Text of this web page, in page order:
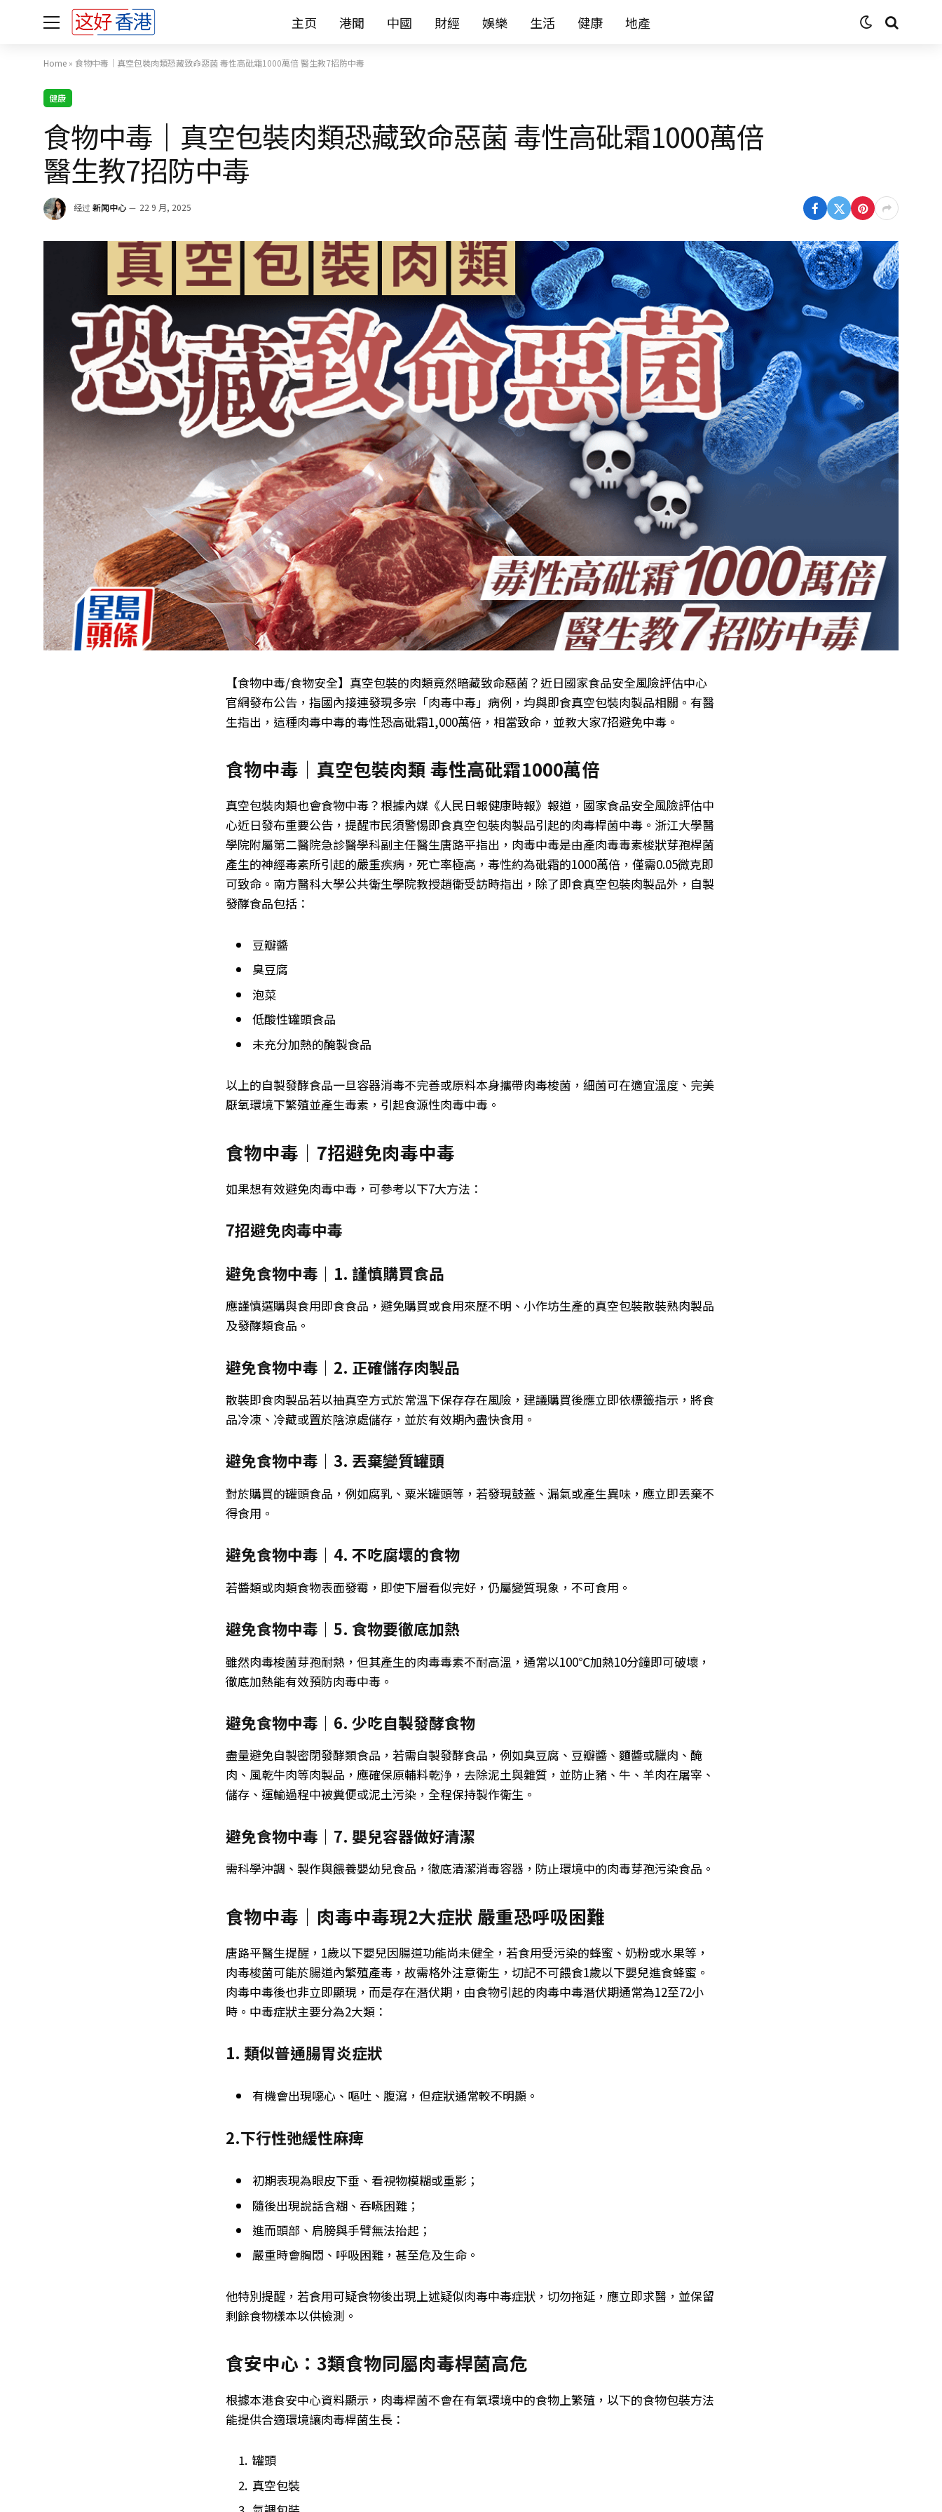
主页 港聞 中國 財經 娛樂 生活 健康 地產
Home » 食物中毒｜真空包裝肉類恐藏致命惡菌 毒性高砒霜1000萬倍 醫生教7招防中毒
健康
食物中毒｜真空包裝肉類恐藏致命惡菌 毒性高砒霜1000萬倍
醫生教7招防中毒
经过 新闻中心 22 9 月, 2025
【食物中毒/食物安全】真空包裝的肉類竟然暗藏致命惡菌？近日國家食品安全風險評估中心
官網發布公告，指國內接連發現多宗「肉毒中毒」病例，均與即食真空包裝肉製品相關。有醫
生指出，這種肉毒中毒的毒性恐高砒霜1,000萬倍，相當致命，並教大家7招避免中毒。
食物中毒｜真空包裝肉類 毒性高砒霜1000萬倍
真空包裝肉類也會食物中毒？根據內媒《人民日報健康時報》報道，國家食品安全風險評估中
心近日發布重要公告，提醒市民須警惕即食真空包裝肉製品引起的肉毒桿菌中毒。浙江大學醫
學院附屬第二醫院急診醫學科副主任醫生唐路平指出，肉毒中毒是由產肉毒毒素梭狀芽孢桿菌
產生的神經毒素所引起的嚴重疾病，死亡率極高，毒性約為砒霜的1000萬倍，僅需0.05微克即
可致命。南方醫科大學公共衛生學院教授趙衛受訪時指出，除了即食真空包裝肉製品外，自製
發酵食品包括：
豆瓣醬
臭豆腐
泡菜
低酸性罐頭食品
未充分加熱的醃製食品
以上的自製發酵食品一旦容器消毒不完善或原料本身攜帶肉毒梭菌，細菌可在適宜溫度、完美
厭氧環境下繁殖並產生毒素，引起食源性肉毒中毒。
食物中毒｜7招避免肉毒中毒
如果想有效避免肉毒中毒，可參考以下7大方法：
7招避免肉毒中毒
避免食物中毒｜1. 謹慎購買食品
應謹慎選購與食用即食食品，避免購買或食用來歷不明、小作坊生產的真空包裝散裝熟肉製品
及發酵類食品。
避免食物中毒｜2. 正確儲存肉製品
散裝即食肉製品若以抽真空方式於常溫下保存存在風險，建議購買後應立即依標籤指示，將食
品冷凍、冷藏或置於陰涼處儲存，並於有效期內盡快食用。
避免食物中毒｜3. 丟棄變質罐頭
對於購買的罐頭食品，例如腐乳、粟米罐頭等，若發現鼓蓋、漏氣或產生異味，應立即丟棄不
得食用。
避免食物中毒｜4. 不吃腐壞的食物
若醬類或肉類食物表面發霉，即使下層看似完好，仍屬變質現象，不可食用。
避免食物中毒｜5. 食物要徹底加熱
雖然肉毒梭菌芽孢耐熱，但其產生的肉毒毒素不耐高溫，通常以100℃加熱10分鐘即可破壞，
徹底加熱能有效預防肉毒中毒。
避免食物中毒｜6. 少吃自製發酵食物
盡量避免自製密閉發酵類食品，若需自製發酵食品，例如臭豆腐、豆瓣醬、麵醬或臘肉、醃
肉、風乾牛肉等肉製品，應確保原輔料乾浄，去除泥土與雜質，並防止豬、牛、羊肉在屠宰、
儲存、運輸過程中被糞便或泥土污染，全程保持製作衛生。
避免食物中毒｜7. 嬰兒容器做好清潔
需科學沖調、製作與餵養嬰幼兒食品，徹底清潔消毒容器，防止環境中的肉毒芽孢污染食品。
食物中毒｜肉毒中毒現2大症狀 嚴重恐呼吸困難
唐路平醫生提醒，1歲以下嬰兒因腸道功能尚未健全，若食用受污染的蜂蜜、奶粉或水果等，
肉毒梭菌可能於腸道內繁殖產毒，故需格外注意衛生，切記不可餵食1歲以下嬰兒進食蜂蜜。
肉毒中毒後也非立即顯現，而是存在潛伏期，由食物引起的肉毒中毒潛伏期通常為12至72小
時。中毒症狀主要分為2大類：
1. 類似普通腸胃炎症狀
有機會出現噁心、嘔吐、腹瀉，但症狀通常較不明顯。
2.下行性弛緩性麻痺
初期表現為眼皮下垂、看視物模糊或重影；
隨後出現說話含糊、吞嚥困難；
進而頭部、肩膀與手臂無法抬起；
嚴重時會胸悶、呼吸困難，甚至危及生命。
他特別提醒，若食用可疑食物後出現上述疑似肉毒中毒症狀，切勿拖延，應立即求醫，並保留
剩餘食物樣本以供檢測。
食安中心：3類食物同屬肉毒桿菌高危
根據本港食安中心資料顯示，肉毒桿菌不會在有氧環境中的食物上繁殖，以下的食物包裝方法
能提供合適環境讓肉毒桿菌生長：
罐頭
真空包裝